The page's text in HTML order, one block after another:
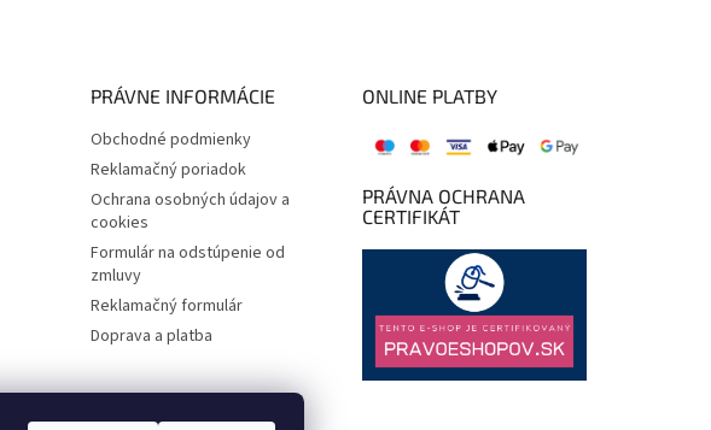
PRÁVNE INFORMÁCIE
Obchodné podmienky
Reklamačný poriadok
Ochrana osobných údajov a
cookies
Formulár na odstúpenie od
zmluvy
Reklamačný formulár
Doprava a platba
ONLINE PLATBY
PRÁVNA OCHRANA
CERTIFIKÁT